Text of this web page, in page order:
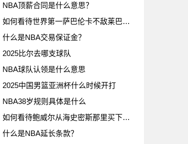
NBA顶薪合同是什么意思？
如何看待世界第一萨巴伦卡不敌莱巴金娜?
什么是NBA交易保证金？
2025比尔去哪支球队
NBA球队认领是什么意思
2025中国男篮亚洲杯什么时候开打
NBA38岁规则具体是什么
如何看待鲍威尔从海史密斯那里买下了24号球衣
什么是NBA延长条款？